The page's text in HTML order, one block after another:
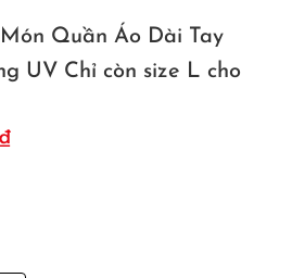
Quần Áo Dài Tay
UV Chỉ còn size L cho
₫Giá